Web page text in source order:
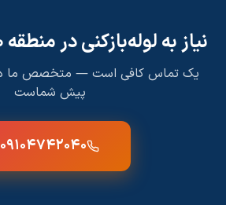
نیاز به لوله‌بازکنی درمنطقه ۱۰ تهران
پیش شماست
۰۹۱۰۴۷۴۲۰۴۰